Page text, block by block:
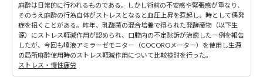
麻酔は日常的に行われるものである。しかし術前の不安感や緊張感が重なり、
そのうえ麻酔の行為自体がストレスとなると血圧上昇を惹起し、時として偶発
症を招くことがある。昨年、乳酸菌の混合培養で得られた発酵産物（以下生
源）にストレス軽減作用が認められ、口腔内の不定愁訴が治癒した一例を報告
したが、今回も唾液アミラーゼモニター（COCOROメーター）を使用し生源
の局所麻酔使用時のストレス軽減作用について比較検討を行った。
ストレス・慢性疲労